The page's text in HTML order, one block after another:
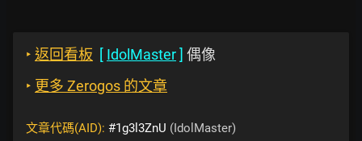
‣ 返回看板 [ IdolMaster] 偶像
‣ 更多 Zerogos 的文章
文章代碼(AID): #1g3l3ZnU (IdolMaster)